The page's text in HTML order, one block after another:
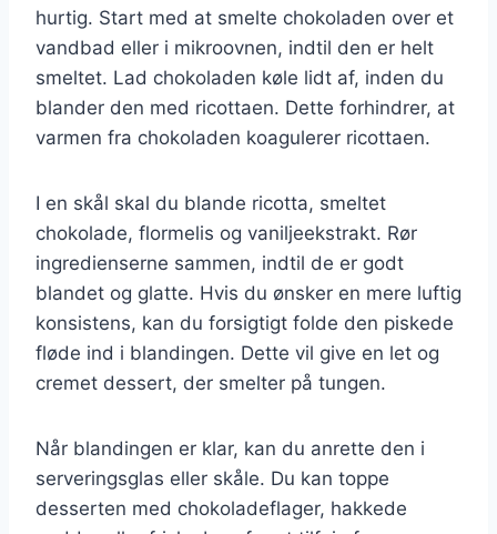
hurtig. Start med at smelte chokoladen over et
vandbad eller i mikroovnen, indtil den er helt
smeltet. Lad chokoladen køle lidt af, inden du
blander den med ricottaen. Dette forhindrer, at
varmen fra chokoladen koagulerer ricottaen.
I en skål skal du blande ricotta, smeltet
chokolade, flormelis og vaniljeekstrakt. Rør
ingredienserne sammen, indtil de er godt
blandet og glatte. Hvis du ønsker en mere luftig
konsistens, kan du forsigtigt folde den piskede
fløde ind i blandingen. Dette vil give en let og
cremet dessert, der smelter på tungen.
Når blandingen er klar, kan du anrette den i
serveringsglas eller skåle. Du kan toppe
desserten med chokoladeflager, hakkede